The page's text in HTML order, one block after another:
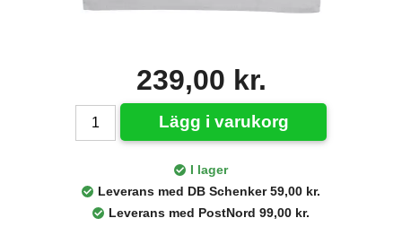
239,00 kr.
Lägg i varukorg
I lager
Leverans med DB Schenker 59,00 kr.
Leverans med PostNord 99,00 kr.